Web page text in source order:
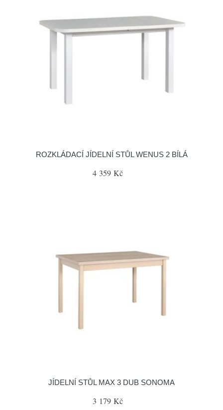
ROZKLÁDACÍ JÍDELNÍ STŮL WENUS 2 BÍLÁ
4 359 Kč
JÍDELNÍ STŮL MAX 3 DUB SONOMA
3 179 Kč